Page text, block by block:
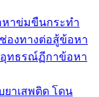
หาข่มขืนกระทำ
องทางต่อสู้ข้อหา
อุทธรณ์ฏีกาข้อหา
าเสพติด โดน